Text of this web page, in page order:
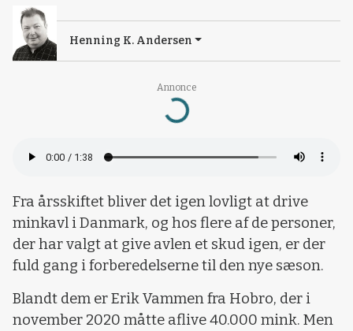
Annonce
Loading...
Henning K. Andersen
Fra årsskiftet bliver det igen lovligt at drive
minkavl i Danmark, og hos flere af de personer,
der har valgt at give avlen et skud igen, er der
fuld gang i forberedelserne til den nye sæson.
Blandt dem er Erik Vammen fra Hobro, der i
november 2020 måtte aflive 40.000 mink. Men